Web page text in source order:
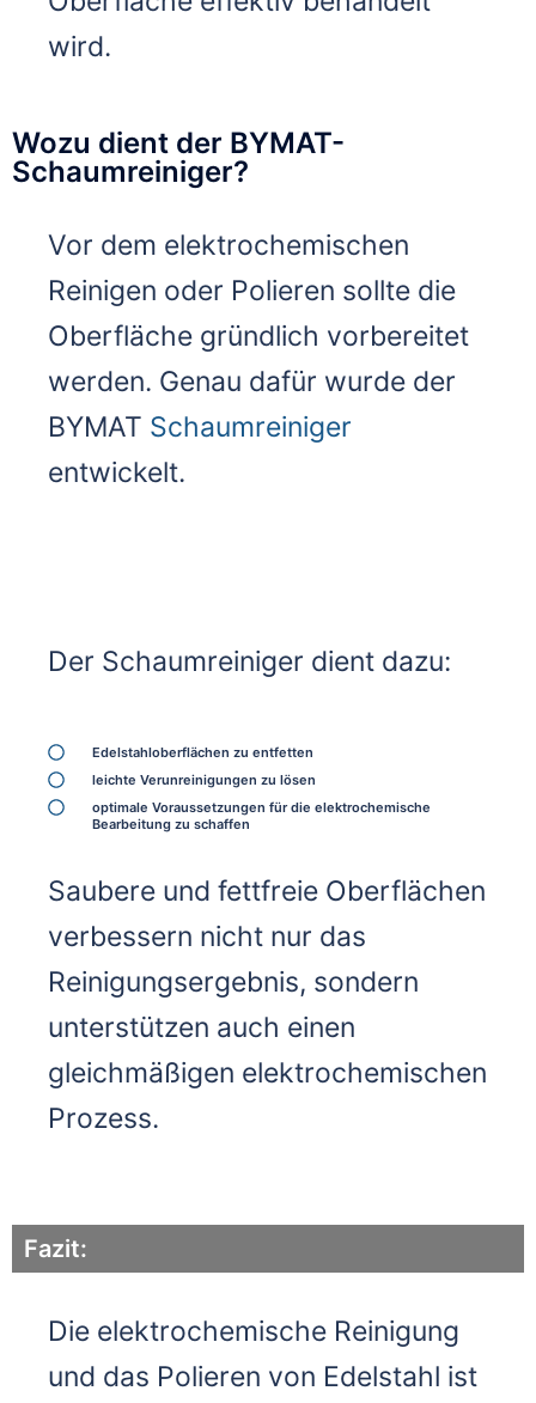
wird.
Wozu dient der BYMAT-
Schaumreiniger?
Vor dem elektrochemischen
Reinigen oder Polieren sollte die
Oberfläche gründlich vorbereitet
werden. Genau dafür wurde der
BYMAT Schaumreiniger
entwickelt.
Der Schaumreiniger dient dazu:
Edelstahloberflächen zu entfetten
leichte Verunreinigungen zu lösen
optimale Voraussetzungen für die elektrochemische
Bearbeitung zu schaffen
Saubere und fettfreie Oberflächen
verbessern nicht nur das
Reinigungsergebnis, sondern
unterstützen auch einen
gleichmäßigen elektrochemischen
Prozess.
Fazit:
Die elektrochemische Reinigung
und das Polieren von Edelstahl ist